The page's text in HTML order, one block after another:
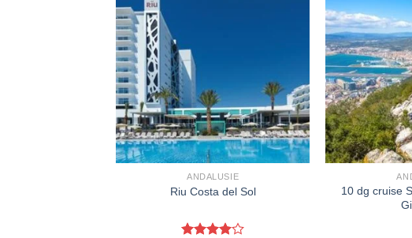
ANDALUSIE
Riu Costa del Sol
10 dg cruise